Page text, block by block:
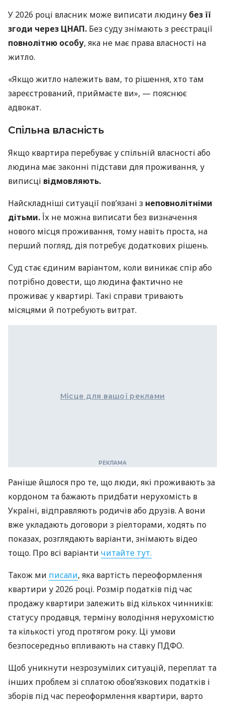
У 2026 році власник може виписати людину без її
згоди через ЦНАП. Без суду знімають з реєстрації
повнолітню особу, яка не має права власності на
житло.
«Якщо житло належить вам, то рішення, хто там
зареєстрований, приймаєте ви», — пояснює
адвокат.
Спільна власність
Якщо квартира перебуває у спільній власності або
людина має законні підстави для проживання, у
виписці відмовляють.
Найскладніші ситуації пов’язані з неповнолітніми
дітьми.Їх не можна виписати без визначення
нового місця проживання, тому навіть проста, на
перший погляд, дія потребує додаткових рішень.
Суд стає єдиним варіантом, коли виникає спір або
потрібно довести, що людина фактично не
проживає у квартирі. Такі справи тривають
місяцями й потребують витрат.
Місце для вашої реклами
Раніше йшлося про те, що люди, які проживають за
кордоном та бажають придбати нерухомість в
Україні, відправляють родичів або друзів. А вони
вже укладають договори з ріелторами, ходять по
показах, розглядають варіанти, знімають відео
тощо. Про всі варіанти читайте тут.
Також ми писали, яка вартість переоформлення
квартири у 2026 році. Розмір податків під час
продажу квартири залежить від кількох чинників:
статусу продавця, терміну володіння нерухомістю
та кількості угод протягом року. Ці умови
безпосередньо впливають на ставку ПДФО.
Щоб уникнути незрозумілих ситуацій, переплат та
інших проблем зі сплатою обов’язкових податків і
зборів під час переоформлення квартири, варто